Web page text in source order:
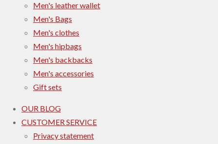
Men's leather wallet
Men's Bags
Men's clothes
Men's hipbags
Men's backbacks
Men's accessories
Gift sets
OUR BLOG
CUSTOMER SERVICE
Privacy statement